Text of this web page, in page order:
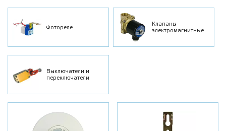
Фотореле
Клапаны
электромагнитные
Выключатели и
переключатели